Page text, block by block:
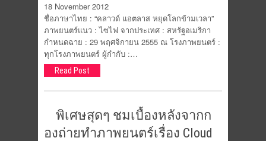
18 November 2012
ชื่อภาษาไทย : “คลาวด์ แอตลาส หยุดโลกข้ามเวลา”
ภาพยนตร์แนว : ไซไฟ จากประเทศ : สหรัฐอเมริกา
กำหนดฉาย : 29 พฤศจิกายน 2555 ณ โรงภาพยนตร์ :
ทุกโรงภาพยนตร์ ผู้กำกับ :…
Read Post
พิเศษสุดๆ ชมเบื้องหลั​งจากก
องถ่า​ยทำภาพยนตร์​เรื่อง Cloud